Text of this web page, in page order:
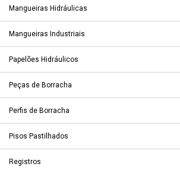
Mangueiras Hidráulicas
Mangueiras Industriais
Papelões Hidráulicos
Peças de Borracha
Perfis de Borracha
Pisos Pastilhados
Registros